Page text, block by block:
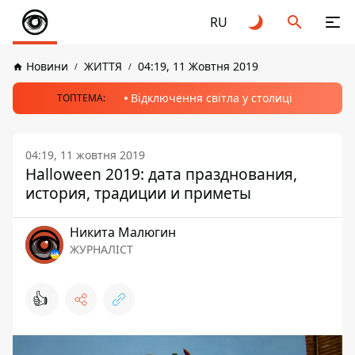
RU
Новини ЖИТТЯ 04:19, 11 Жовтня 2019
ТОПТЕМА: Відключення світла у столиці
04:19, 11 жовтня 2019
Halloween 2019: дата празднования,
история, традиции и приметы
Никита Малюгин
ЖУРНАЛІСТ
👍